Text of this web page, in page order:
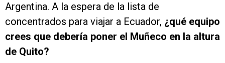
Argentina. A la espera de la lista de
concentrados para viajar a Ecuador, ¿qué equipo
crees que debería poner el Muñeco en la altura
de Quito?